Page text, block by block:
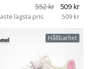
552 kr
509 kr
lägsta pris 509 kr
Hållbarhet